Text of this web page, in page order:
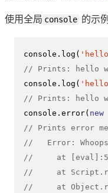
使用全局 console 的示
console . log (
// Prints: hello
console . log ( 'hello
// Prints: hello
console . error( new
// Prints error
//   Error:
//     at
//     at
//     at